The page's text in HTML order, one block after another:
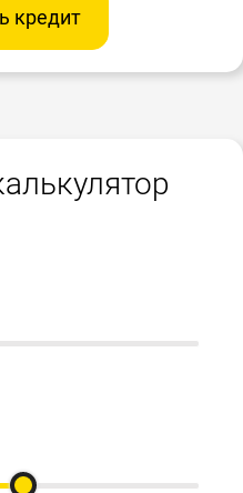
кредит